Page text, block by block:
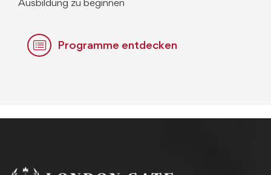
Ausbildung zu beginnen
Programme entdecken